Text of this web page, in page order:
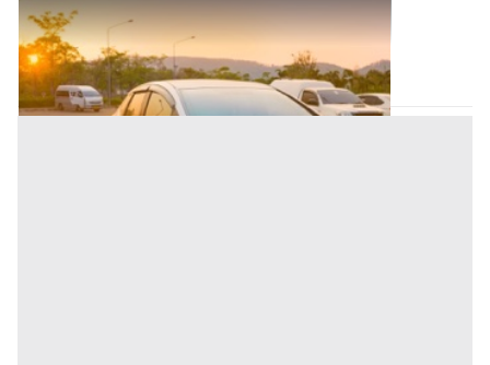
Autovetture all'asta a Nuoro
Nuoro (Nuoro)
Asta chiusa